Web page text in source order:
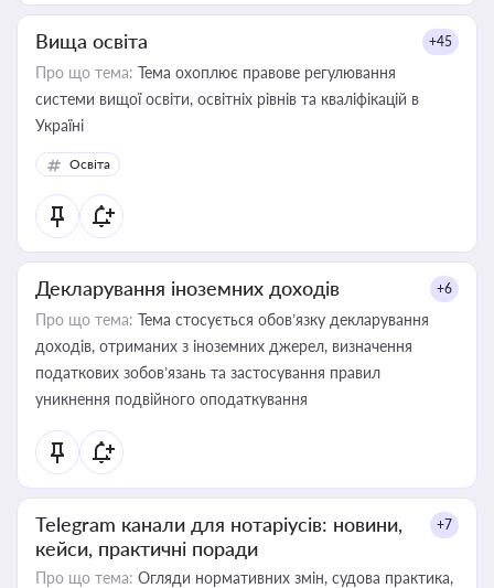
Вища освіта +45
Про що тема: Тема охоплює правове регулювання
системи вищої освіти, освітніх рівнів та кваліфікацій в
Україні
Освіта
Декларування іноземних доходів +6
Про що тема: Тема стосується обов’язку декларування
доходів, отриманих з іноземних джерел, визначення
податкових зобов’язань та застосування правил
уникнення подвійного оподаткування
Telegram канали для нотаріусів: новини,
кейси, практичні поради
+7
Про що тема: Огляди нормативних змін, судова практика,